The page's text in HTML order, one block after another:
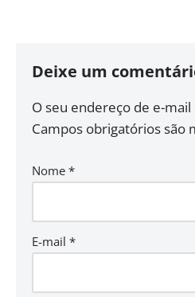
Deixe um
O seu endereço de e-
Campos obrigatórios são
Nome *
E-mail *